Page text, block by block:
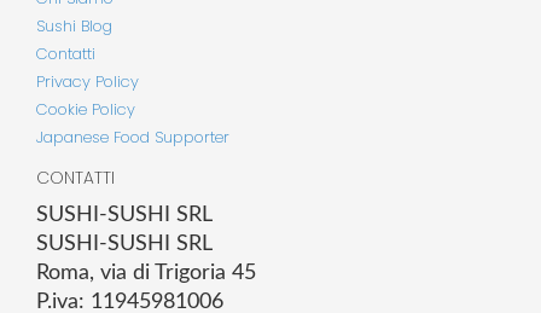
Sushi Blog
Contatti
Privacy Policy
Cookie Policy
Japanese Food Supporter
CONTATTI
SUSHI-SUSHI SRL
SUSHI-SUSHI SRL
Roma, via di Trigoria 45
P.iva: 11945981006